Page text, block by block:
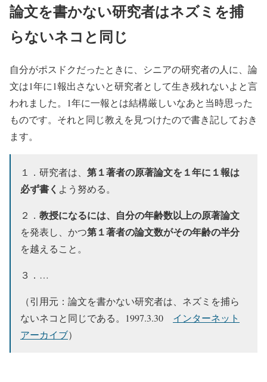
論文を書かない研究者はネズミを捕
らないネコと同じ
自分がポスドクだったときに、シニアの研究者の人に、論
文は1年に1報出さないと研究者として生き残れないよと言
われました。1年に一報とは結構厳しいなあと当時思った
ものです。それと同じ教えを見つけたので書き記しておき
ます。
１．研究者は、 第１著者の原著論文を１年に１報は
必ず書く よう努める。
２． 教授になるには、自分の年齢数以上の原著論文
を発表し、かつ第１著者の論文数がその年齢の半分
を越えること。
３．…
（引用元：論文を書かない研究者は、ネズミを捕ら
ないネコと同じである。1997.3.30 インターネット
アーカイブ）